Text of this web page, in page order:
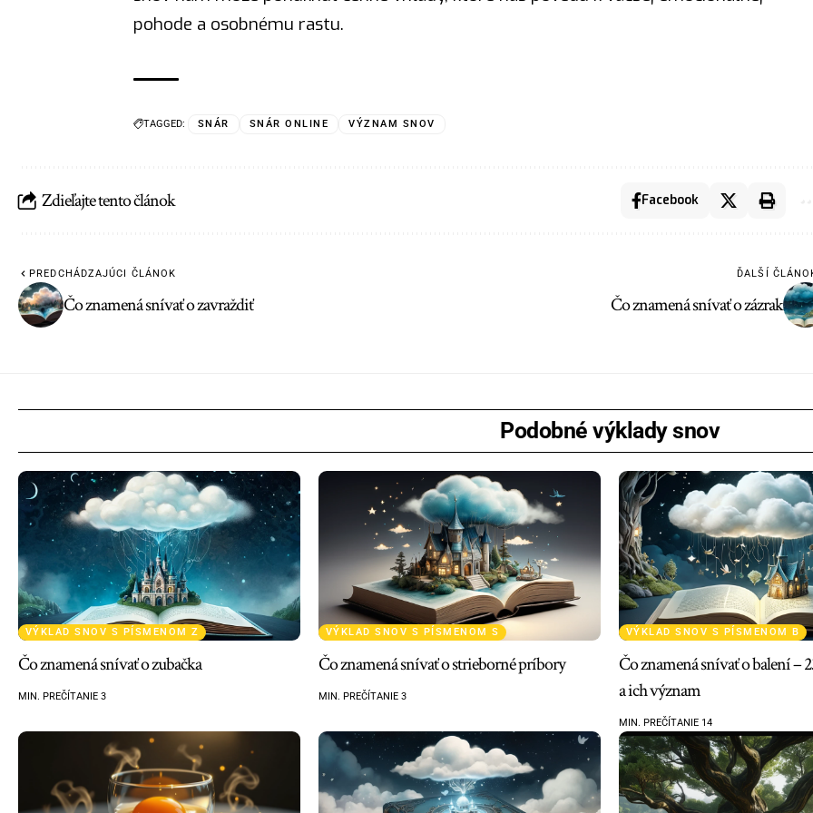
pohode a osobnému rastu.
TAGGED: SNÁR SNÁR ONLINE VÝZNAM SNOV
Zdieľajte tento článok Facebook
PREDCHÁDZAJÚCI ČLÁNOK
Čo znamená snívať o zavraždiť
ĎALŠÍ
Čo znamená snívať o zázrak
Podobné výklady snov
VÝKLAD SNOV S PÍSMENOM Z
Čo znamená snívať o zubačka
MIN. PREČÍTANIE 3
VÝKLAD SNOV S PÍSMENOM S
Čo znamená snívať o strieborné príbory
MIN. PREČÍTANIE 3
VÝKLAD SNOV S PÍSMENOM B
Čo znamená snívať o balení –
a ich význam
MIN. PREČÍTANIE 14